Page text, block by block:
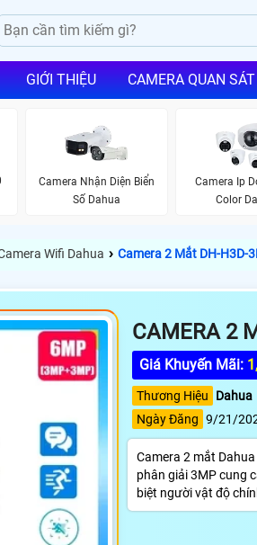
GIỚI THIỆU CAMERA QUAN SÁT
Camera Nhận Diện Biển
Số Dahua
Camera Ip
Color
Wifi Dahua › Camera 2 Mắt DH-H3D-
CAMERA 2
Giá Khuyến Mãi:
Thương Hiệu
Dahua
Ngày Đăng 9/21/
Camera 2 mắt
phân giải 3MP cung
biệt người vật độ